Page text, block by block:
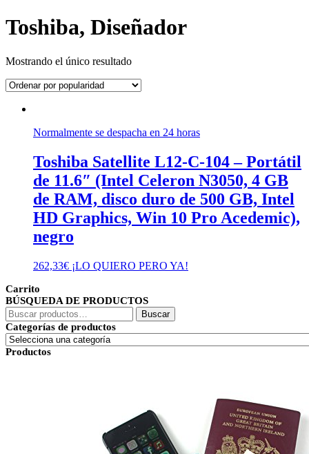
Toshiba, Diseñador
Mostrando el único resultado
Normalmente se despacha en 24 horas
Toshiba Satellite L12-C-104 – Portátil
de 11.6″ (Intel Celeron N3050, 4 GB
de RAM, disco duro de 500 GB, Intel
HD Graphics, Win 10 Pro Acedemic),
negro
262,33€ ¡LO QUIERO PERO YA!
Carrito
BÚSQUEDA DE PRODUCTOS
Buscar
por:
Buscar
Categorías de productos
Productos